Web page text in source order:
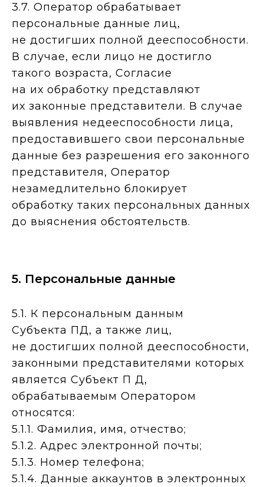
3.7. Оператор обрабатывает
персональные данные лиц,
не достигших полной дееспособности.
В случае, если лицо не достигло
такого возраста, Согласие
на их обработку представляют
их законные представители. В случае
выявления недееспособности лица,
предоставившего свои персональные
данные без разрешения его законного
представителя, Оператор
незамедлительно блокирует
обработку таких персональных данных
до выяснения обстоятельств.
5. Персональные данные
5.1. К персональным данным
Субъекта ПД, а также лиц,
не достигших полной дееспособности,
законными представителями которых
является Субъект П Д,
обрабатываемым Оператором
относятся:
5.1.1. Фамилия, имя, отчество;
5.1.2. Адрес электронной почты;
5.1.3. Номер телефона;
5.1.4. Данные аккаунтов в электронных